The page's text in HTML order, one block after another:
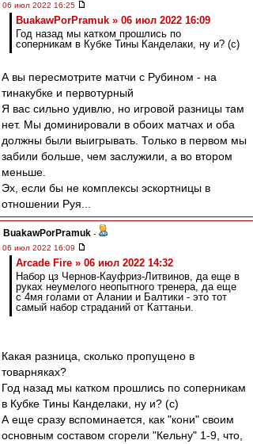
06 июл 2022 16:25
BuakawPorPramuk » 06 июл 2022 16:09
Год назад мы катком прошлись по
соперникам в Кубке Тины Канделаки, ну и? (с)
А вы пересмотрите матчи с Рубином - на
тинакубке и первотурный
Я вас сильно удивлю, но игровой разницы там
нет. Мы доминировали в обоих матчах и оба
должны были выигрывать. Только в первом мы
забили больше, чем заслужили, а во втором
меньше.
Эх, если бы не комплексы эскортницы в
отношении Руя...
BuakawPorPramuk -
06 июл 2022 16:09
Arcade Fire » 06 июл 2022 14:32
Набор цз Чернов-Кауфриз-Литвинов, да еще в
руках неумелого неопытного тренера, да еще
с 4мя голами от Алании и Балтики - это тот
самый набор страданий от Каттаньи.
Какая разница, сколько пропущено в
товарняках?
Год назад мы катком прошлись по соперникам
в Кубке Тины Канделаки, ну и? (с)
А еще сразу вспоминается, как "кони" своим
основным составом сгорели "Кельну" 1-9, что,